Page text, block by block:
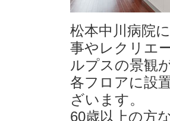
松本中川病院
事やレクリエ
ルプスの景観
各フロアに設
ざいます。
60歳以上の方